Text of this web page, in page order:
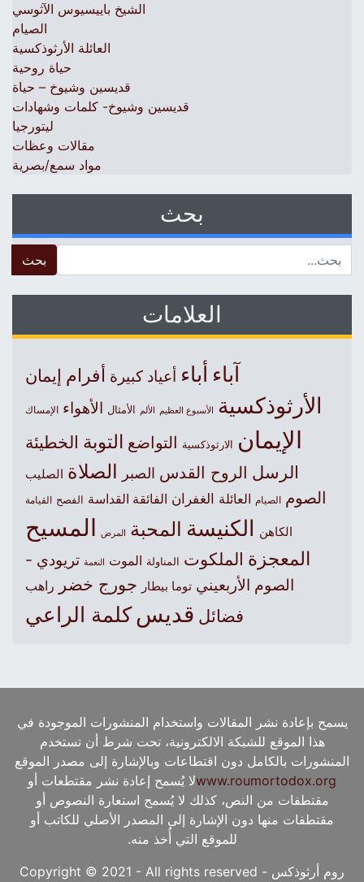
الشيخ باييسيوس الآثوسي
الصيام
العائلة الأرثوذكسية
حياة روحية
قديسين وشيوخ – حياة
قديسين وشيوخ- كلمات وشهادات
ليتورجيا
مقالات وعظات
مواد سمع/بصرية
بحث
العلامات
آباءأباء أعياد كبيرة أفرام إيمان
الأرثوذكسية الأسبوع العظيم الألم الأمثال الأهواء الإمساك
الإيمان الارثوذكسية التواضع التوبة الخطيئة
الرسل الروح القدس الصبر الصلاة الصليب
الصوم الصيام العائلة الغفران الفائقة القداسة الفصح القيامة
الكاهن الكنيسةالمحبة المرض المسيح
المعجزة الملكوت المناولة الموت النعمة تريودي -
الصوم الأربعيني توما بيطار جورج خضر راهب
فضائل قديس كلمة الراعي
يسمح بإعادة نشر المقالات واستخدام المنشورات الموجودة في
هذا الموقع للشبكة الالكترونية، تحت شرط أن تستخدم
المنشورات بالكامل دون اقتطاعات وبالإشارة إلى مصدر الموقع
www.roumortodox.orgلا يُسمح إعادة نشر مقتطعات أو
مقتطفات من النص، كذلك لا يُسمح استعارة النصوص أو
مقتطفات منها دون الإشارة إلى المصدر الأصلي للكاتب أو
للموقع التي أُخذ منه.
روم أرثوذكس - Copyright © 2021 - All rights reserved